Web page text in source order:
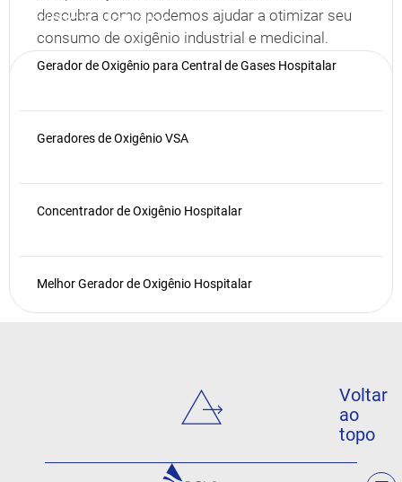
descubra como podemos ajudar a otimizar seu
consumo de oxigênio industrial e medicinal.
Publicado em25 de junho de 2025
Últimas Notícias
Gerador de Oxigênio para Central de Gases Hospitalar
Geradores de Oxigênio VSA
Concentrador de Oxigênio Hospitalar
Melhor Gerador de Oxigênio Hospitalar
Voltar
ao
topo